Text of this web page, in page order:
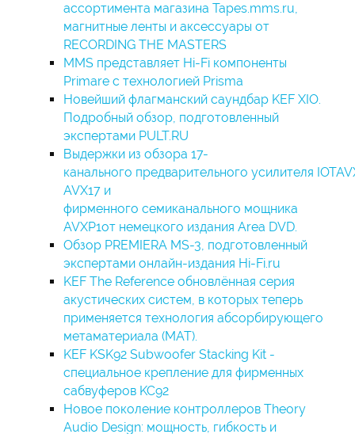
ассортимента магазина Tapes.mms.ru,
магнитные ленты и аксессуары от
RECORDING THE MASTERS
MMS представляет Hi-Fi компоненты
Primare c технологией Prisma
Новейший флагманский саундбар KEF XIO.
Подробный обзор, подготовленный
экспертами PULT.RU
Выдержки из обзора 17-
канального предварительного усилителя
AVX17 и
фирменного семиканального мощника
AVXP1от немецкого издания Area DVD.
Обзор PREMIERA MS-3, подготовленный
экспертами онлайн-издания Hi-Fi.ru
KEF The Reference обновлённая серия
акустических систем, в которых теперь
применяется технология абсорбирующего
метаматериала (MAT).
KEF KSK92 Subwoofer Stacking Kit -
специальное крепление для фирменных
сабвуферов KC92
Новое поколение контроллеров Theory
Audio Design: мощность, гибкость и